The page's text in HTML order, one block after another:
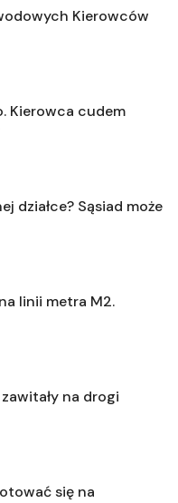
Kierowców
Kierowca cudem
działce? Sąsiad może
linii metra M2.
na drogi
się na